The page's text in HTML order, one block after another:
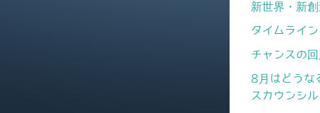
新世界・新創
タイムライ
チャンスの
8月はどうな
スカウンシル